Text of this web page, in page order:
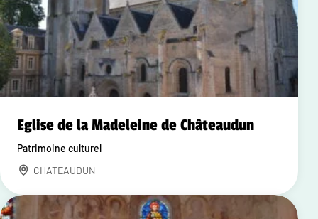
Eglise de la Madeleine de Châteaudun
Patrimoine culturel
CHATEAUDUN